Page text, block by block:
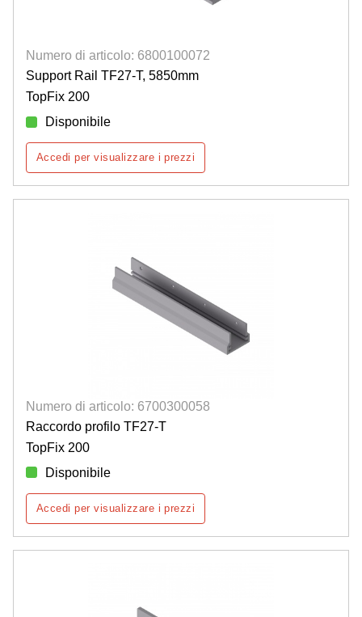
Numero di articolo: 6800100072
Support Rail TF27-T, 5850mm
TopFix 200
Disponibile
Accedi per visualizzare i prezzi
Numero di articolo: 6700300058
Raccordo profilo TF27-T
TopFix 200
Disponibile
Accedi per visualizzare i prezzi